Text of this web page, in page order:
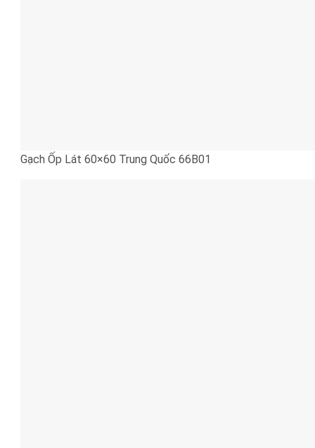
Gạch Ốp Lát 60×60 Trung Quốc 66B01